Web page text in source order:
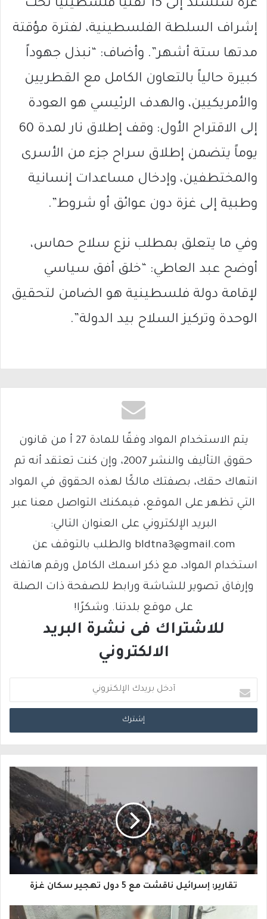
غزة ستُسند إلى 15 تقنياً فلسطينياً تحت
إشراف السلطة الفلسطينية، لفترة مؤقتة
مدتها ستة أشهر”. وأضاف: “نبذل جهوداً
كبيرة حالياً بالتعاون الكامل مع القطريين
والأمريكيين، والهدف الرئيسي هو العودة
إلى الاقتراح الأول: وقف إطلاق نار لمدة 60
يوماً يتضمن إطلاق سراح جزء من الأسرى
والمختطفين، وإدخال مساعدات إنسانية
وطبية إلى غزة دون عوائق أو شروط”.
وفي ما يتعلق بمطلب نزع سلاح حماس،
أوضح عبد العاطي: “خلق أفق سياسي
لإقامة دولة فلسطينية هو الضامن لتحقيق
الوحدة وتركيز السلاح بيد الدولة”.
يتم الاستخدام المواد وفقًا للمادة 27 أ من قانون
حقوق التأليف والنشر 2007، وإن كنت تعتقد أنه تم
انتهاك حقك، بصفتك مالكًا لهذه الحقوق في المواد
التي تظهر على الموقع، فيمكنك التواصل معنا عبر
البريد الإلكتروني على العنوان التالي:
bldtna3@gmail.com والطلب بالتوقف عن
استخدام المواد، مع ذكر اسمك الكامل ورقم هاتفك
وإرفاق تصوير للشاشة ورابط للصفحة ذات الصلة
على موقع بلدتنا. وشكرًا!
للاشتراك فى نشرة البريد
الالكتروني
د
خ
د
ك
ا
تقارير: إسرائيل ناقشت مع 5 دول تهجير سكان غزة